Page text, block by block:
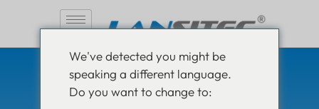
We've detected you might be
speaking a different language.
Do you want to change to: